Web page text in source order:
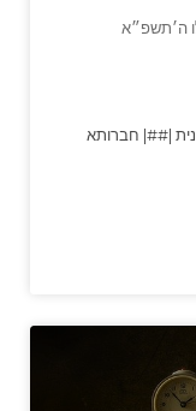
ה׳תשפ״א
|##| חברותא